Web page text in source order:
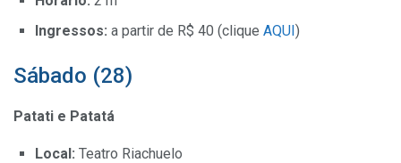
Ingressos: a partir de R$ 40 (clique AQUI)
Sábado (28)
Patati e Patatá
Local: Teatro Riachuelo